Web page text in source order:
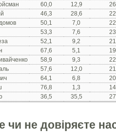
60,0 12,9
46,3 28,6
50,1 7,0
53,3 7,6
52,1 9,2
67,6 5,1
58,9 9,3
57,6 12,0
64,1 6,8
76,8 1,3
36,5 35,5
чи не довіряєте